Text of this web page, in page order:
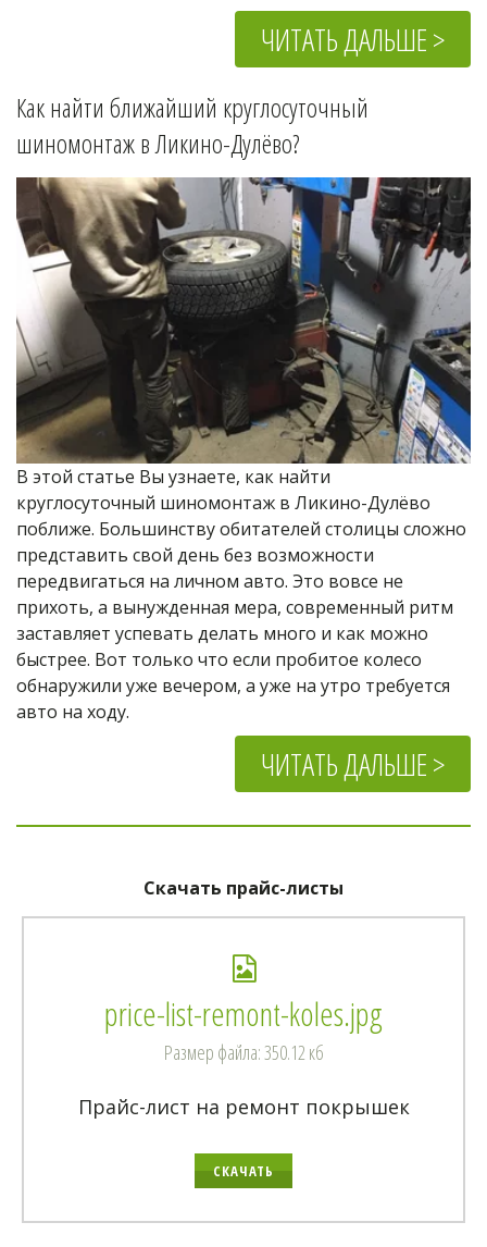
ЧИТАТЬ ДАЛЬШЕ >
Как найти ближайший круглосуточный
шиномонтаж в Ликино-Дулёво?
В этой статье Вы узнаете, как найти
круглосуточный шиномонтаж в Ликино-Дулёво
поближе. Большинству обитателей столицы сложно
представить свой день без возможности
передвигаться на личном авто. Это вовсе не
прихоть, а вынужденная мера, современный ритм
заставляет успевать делать много и как можно
быстрее. Вот только что если пробитое колесо
обнаружили уже вечером, а уже на утро требуется
авто на ходу.
ЧИТАТЬ ДАЛЬШЕ >
Скачать прайс-листы
price-list-remont-koles.jpg
Размер файла: 350.12 кб
Прайс-лист на ремонт покрышек
СКАЧАТЬ